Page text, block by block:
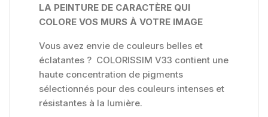
LA PEINTURE DE CARACTÈRE QUI
COLORE VOS MURS À VOTRE IMAGE
Vous avez envie de couleurs belles et
éclatantes ? COLORISSIM V33 contient une
haute concentration de pigments
sélectionnés pour des couleurs intenses et
résistantes à la lumière.